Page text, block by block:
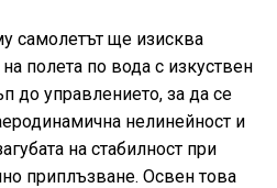
самолетът ще изисква
полета по вода с изкуствен
до управлението, за да се
нелинейност и
на стабилност при
приплъзване. Освен това